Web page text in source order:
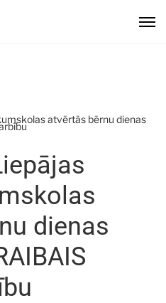
atvērtās bērnu dienas
dienas